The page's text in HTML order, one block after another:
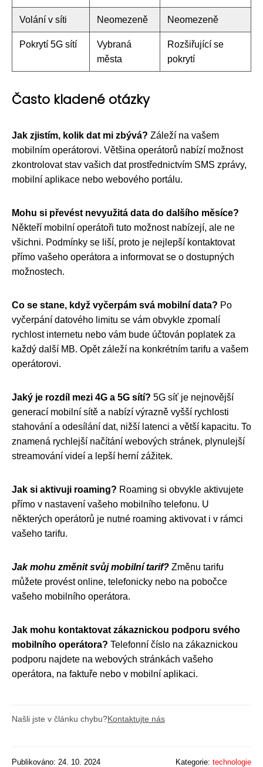
Volání v síti Neomezeně Neomezeně
Pokrytí 5G sítí
Vybraná
města
Rozšiřující se
pokrytí
Často kladené otázky
Jak zjistím, kolik dat mi zbývá? Záleží na vašem
mobilním operátorovi. Většina operátorů nabízí možnost
zkontrolovat stav vašich dat prostřednictvím SMS zprávy,
mobilní aplikace nebo webového portálu.
Mohu si převést nevyužitá data do dalšího měsíce?
Někteří mobilní operátoři tuto možnost nabízejí, ale ne
všichni. Podmínky se liší, proto je nejlepší kontaktovat
přímo vašeho operátora a informovat se o dostupných
možnostech.
Co se stane, když vyčerpám svá mobilní data? Po
vyčerpání datového limitu se vám obvykle zpomalí
rychlost internetu nebo vám bude účtován poplatek za
každý další MB. Opět záleží na konkrétním tarifu a vašem
operátorovi.
Jaký je rozdíl mezi 4G a 5G sítí? 5G síť je nejnovější
generací mobilní sítě a nabízí výrazně vyšší rychlosti
stahování a odesílání dat, nižší latenci a větší kapacitu. To
znamená rychlejší načítání webových stránek, plynulejší
streamování videí a lepší herní zážitek.
Jak si aktivuji roaming? Roaming si obvykle aktivujete
přímo v nastavení vašeho mobilního telefonu. U
některých operátorů je nutné roaming aktivovat i v rámci
vašeho tarifu.
Jak mohu změnit svůj mobilní tarif? Změnu tarifu
můžete provést online, telefonicky nebo na pobočce
vašeho mobilního operátora.
Jak mohu kontaktovat zákaznickou podporu svého
mobilního operátora? Telefonní číslo na zákaznickou
podporu najdete na webových stránkách vašeho
operátora, na faktuře nebo v mobilní aplikaci.
Našli jste v článku chybu?Kontaktujte nás
Publikováno: 24. 10. 2024 Kategorie: technologie